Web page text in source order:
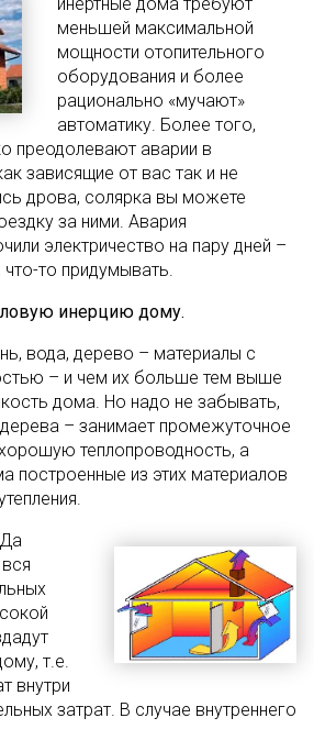
меньшей максимальной
мощности отопительного
оборудования и более
рационально «мучают»
автоматику. Более того,
преодолевают аварии в
зависящие от вас так и не
дрова, солярка вы можете
за ними. Авария
электричество на пару дней –
то придумывать.
инерцию дому.
вода, дерево – материалы с
– и чем их больше тем выше
дома. Но надо не забывать,
– занимает промежуточное
теплопроводность, а
построенные из этих материалов
т.е.
внутри
затрат. В случае внутреннего